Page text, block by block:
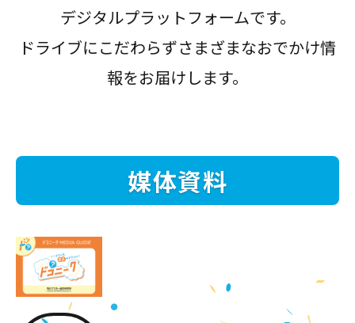
デジタルプラットフォームです。
ドライブにこだわらずさまざまなおでかけ情
報をお届けします。
媒体資料